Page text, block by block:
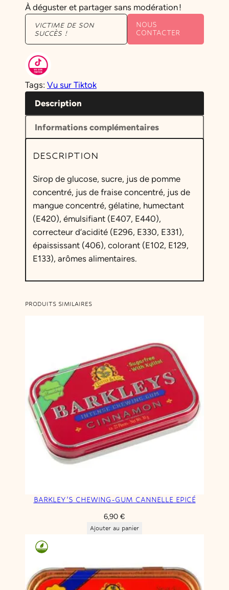
À déguster et partager sans modération !
VICTIME DE SON
SUCCÈS !
NOUS
CONTACTER
Tags: Vu sur Tiktok
Description
Informations complémentaires
DESCRIPTION
Sirop de glucose, sucre, jus de pomme
concentré, jus de fraise concentré, jus de
mangue concentré, gélatine, humectant
(E420), émulsifiant (E407, E440),
correcteur d’acidité (E296, E330, E331),
épaississant (406), colorant (E102, E129,
E133), arômes alimentaires.
PRODUITS SIMILAIRES
BARKLEY’S CHEWING-GUM CANNELLE EPICÉ
6,90 €
Ajouter au panier